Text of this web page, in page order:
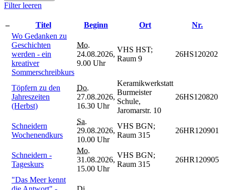
Filter leeren
– Titel Beginn Ort
Nr.
Wo Gedanken zu
Geschichten
werden - ein
kreativer
Sommerschreibkurs
Mo.
24.08.2026,
9.00 Uhr
VHS HST;
Raum 9
26HS120202
Töpfern zu den
Jahreszeiten
(Herbst)
Do.
27.08.2026,
16.30 Uhr
Keramikwerkstatt
Burmeister
Schule,
Jaromarstr. 10
26HS120820
Schneidern
Wochenendkurs
Sa.
29.08.2026,
10.00 Uhr
VHS BGN;
Raum 315
26HR120901
Schneidern -
Tageskurs
Mo.
31.08.2026,
15.00 Uhr
VHS BGN;
Raum 315
26HR120905
"Das Meer kennt